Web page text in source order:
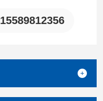
15589812356